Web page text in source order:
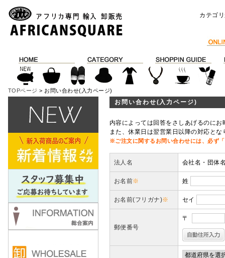
カテゴ
TOPページ > お問い合わせ(入力ページ)
お問い合わせ(入力ページ)
内容によっては回答をさしあげるのに
また、休業日は翌営業日以降の対応と
※ご注文に関するお問い合わせには、必ず
法人名 会社名・団体
お名前※ 姓
お名前(フリガナ)※ セイ
郵便番号
〒